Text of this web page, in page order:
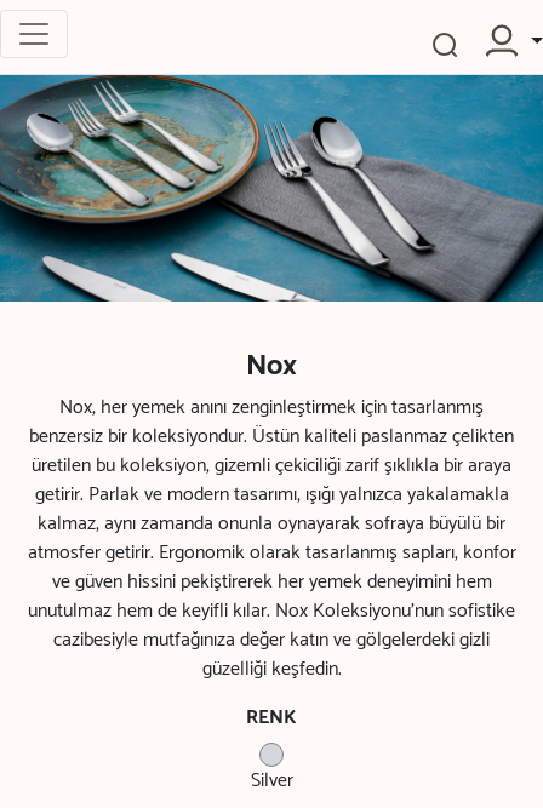
Nox
Nox, her yemek anını zenginleştirmek için tasarlanmış
benzersiz bir koleksiyondur. Üstün kaliteli paslanmaz çelikten
üretilen bu koleksiyon, gizemli çekiciliği zarif şıklıkla bir araya
getirir. Parlak ve modern tasarımı, ışığı yalnızca yakalamakla
kalmaz, aynı zamanda onunla oynayarak sofraya büyülü bir
atmosfer getirir. Ergonomik olarak tasarlanmış sapları, konfor
ve güven hissini pekiştirerek her yemek deneyimini hem
unutulmaz hem de keyifli kılar. Nox Koleksiyonu’nun sofistike
cazibesiyle mutfağınıza değer katın ve gölgelerdeki gizli
güzelliği keşfedin.
RENK
Silver